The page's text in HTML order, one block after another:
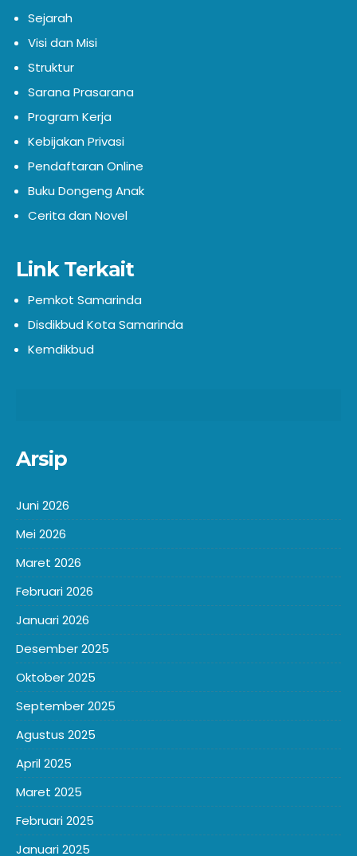
Sejarah
Visi dan Misi
Struktur
Sarana Prasarana
Program Kerja
Kebijakan Privasi
Pendaftaran Online
Buku Dongeng Anak
Cerita dan Novel
Link Terkait
Pemkot Samarinda
Disdikbud Kota Samarinda
Kemdikbud
Arsip
Juni 2026
Mei 2026
Maret 2026
Februari 2026
Januari 2026
Desember 2025
Oktober 2025
September 2025
Agustus 2025
April 2025
Maret 2025
Februari 2025
Januari 2025